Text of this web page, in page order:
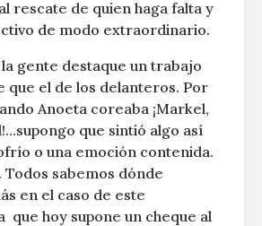
rescate de quien haga falta y
de modo extraordinario.
gente destaque un trabajo
que el de los delanteros. Por
Anoeta coreaba ¡Markel,
que sintió algo así
o una emoción contenida.
Todos sabemos dónde
en el caso de este
que hoy supone un cheque al